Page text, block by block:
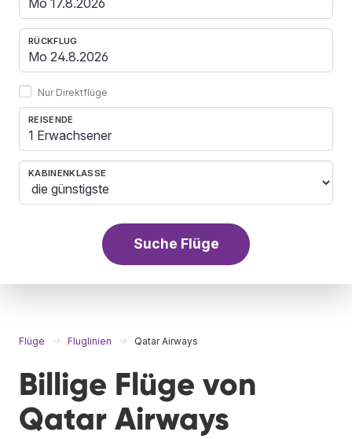
RÜCKFLUG
Nur Direktflüge
REISENDE
1 Erwachsener
KABINENKLASSE
Suche Flüge
Flüge Fluglinien Qatar Airways
Billige Flüge von
Qatar Airways